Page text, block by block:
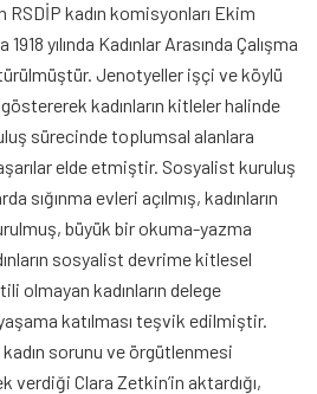
kadın komisyonları Ekim
yılında Kadınlar Arasında Çalışma
Jenotyeller işçi ve köylü
kadınların kitleler halinde
sürecinde toplumsal alanlara
elde etmiştir. Sosyalist kuruluş
sığınma evleri açılmış, kadınların
büyük bir okuma-yazma
sosyalist devrime kitlesel
olmayan kadınların delege
katılması teşvik edilmiştir.
sorunu ve örgütlenmesi
verdiği Clara Zetkin’in aktardığı,